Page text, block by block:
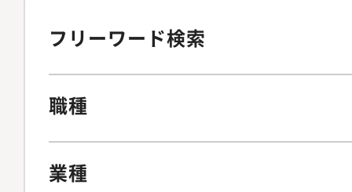
フリーワード検索
職種
業種